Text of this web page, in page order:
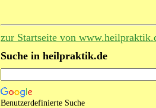
zur Startseite von
Suche in heilpraktik.de
Benutzerdefinierte Suche